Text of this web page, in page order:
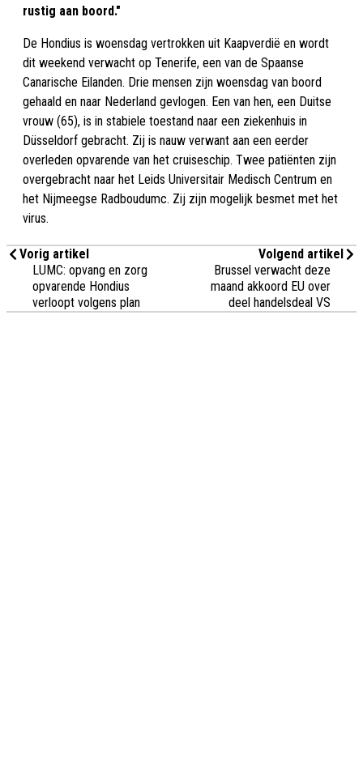
rustig aan boord."
De Hondius is woensdag vertrokken uit Kaapverdië en wordt
dit weekend verwacht op Tenerife, een van de Spaanse
Canarische Eilanden. Drie mensen zijn woensdag van boord
gehaald en naar Nederland gevlogen. Een van hen, een Duitse
vrouw (65), is in stabiele toestand naar een ziekenhuis in
Düsseldorf gebracht. Zij is nauw verwant aan een eerder
overleden opvarende van het cruiseschip. Twee patiënten zijn
overgebracht naar het Leids Universitair Medisch Centrum en
het Nijmeegse Radboudumc. Zij zijn mogelijk besmet met het
virus.
Vorig artikel
LUMC: opvang en zorg
opvarende Hondius
verloopt volgens plan
Volgend artikel
Brussel verwacht deze
maand akkoord EU over
deel handelsdeal VS